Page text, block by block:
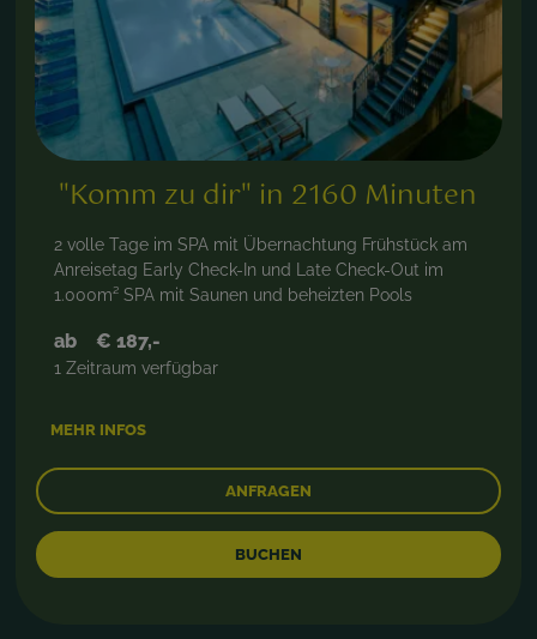
"Komm zu dir" in 2160 Minuten
2 volle Tage im SPA mit Übernachtung Frühstück am
Anreisetag Early Check-In und Late Check-Out im
1.000m² SPA mit Saunen und beheizten Pools
ab € 187,-
1 Zeitraum verfügbar
MEHR INFOS
ANFRAGEN
BUCHEN